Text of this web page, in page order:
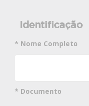
Identificação
* Nome Completo
* Documento